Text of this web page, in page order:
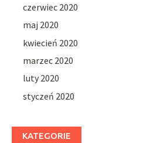
czerwiec 2020
maj 2020
kwiecień 2020
marzec 2020
luty 2020
styczeń 2020
KATEGORIE